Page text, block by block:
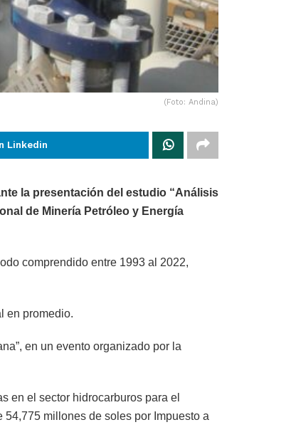
(Foto: Andina)
Linkedin
la presentación del estudio “Análisis
de Minería Petróleo y Energía
comprendido entre 1993 al 2022,
en promedio.
en un evento organizado por la
en el sector hidrocarburos para el
millones de soles por Impuesto a